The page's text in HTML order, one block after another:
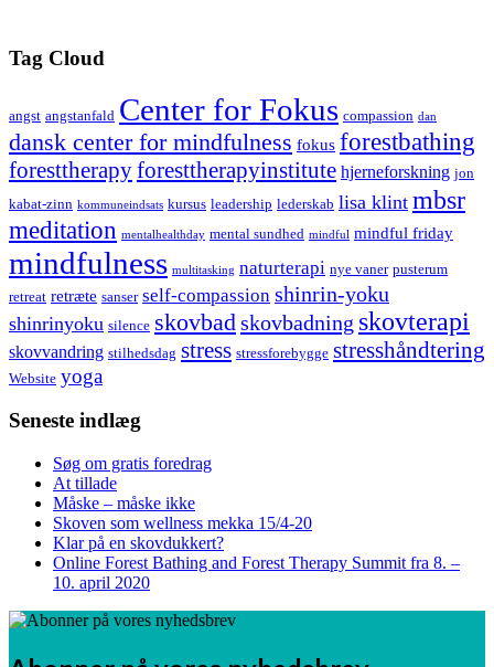
Tag Cloud
angst angstanfald Center for Fokus compassion dan
dansk center for mindfulness fokus forestbathing
foresttherapyforesttherapyinstitute hjerneforskning jon
kabat-zinn kommuneindsats kursus leadership lederskab lisa klint mbsr
meditation mentalhealthday mental sundhed mindful mindful friday
mindfulness multitasking naturterapi nye vaner pusterum
retreat retræte sanser self-compassion shinrin-yoku
shinrinyoku silence skovbad skovbadning skovterapi
skovvandring stilhedsdag stress stressforebygge stresshåndtering
Website yoga
Seneste indlæg
Søg om gratis foredrag
At tillade
Måske – måske ikke
Skoven som wellness mekka 15/4-20
Klar på en skovdukkert?
Online Forest Bathing and Forest Therapy Summit fra 8. –
10. april 2020